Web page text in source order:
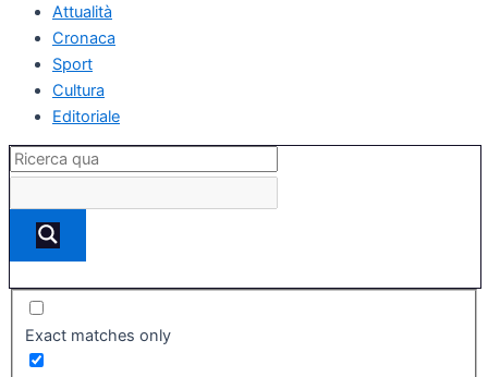
Attualità
Cronaca
Sport
Cultura
Editoriale
Exact matches only